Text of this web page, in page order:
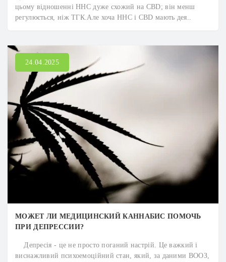
цьому відношенні HHC дуже схожий на CBD; він менш
регулюється, ніж ТГК.Але хоча HHC і CBD мають дея..
24.04.2025
МОЖЕТ ЛИ МЕДИЦИНСКИЙ КАННАБИС ПОМОЧЬ
ПРИ ДЕПРЕССИИ?
Депресія - це не просто поганий настрій. Це важкий і
виснажливий психоемоційний стан, який, за даними ВООЗ,